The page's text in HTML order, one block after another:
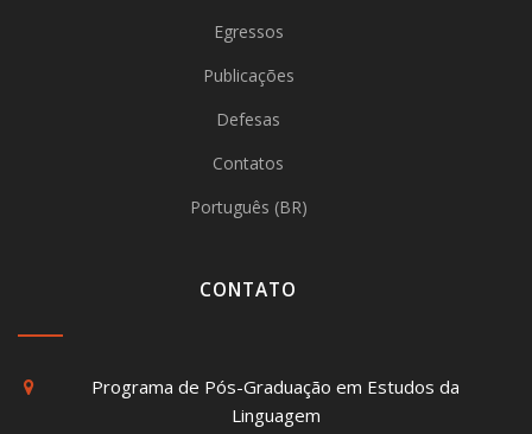
Egressos
Publicações
Defesas
Contatos
Português (BR)
CONTATO
Programa de Pós-Graduação em Estudos da
Linguagem